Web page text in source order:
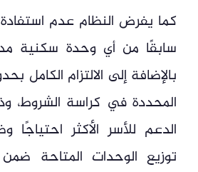
كما يفرض النظام عدم
سابقًا من أي وحدة سكنية
بالإضافة إلى الالتزام الكامل
المحددة في كراسة الشروط،
الدعم للأسر الأكثر احتياجًا
توزيع الوحدات المتاحة ضمن